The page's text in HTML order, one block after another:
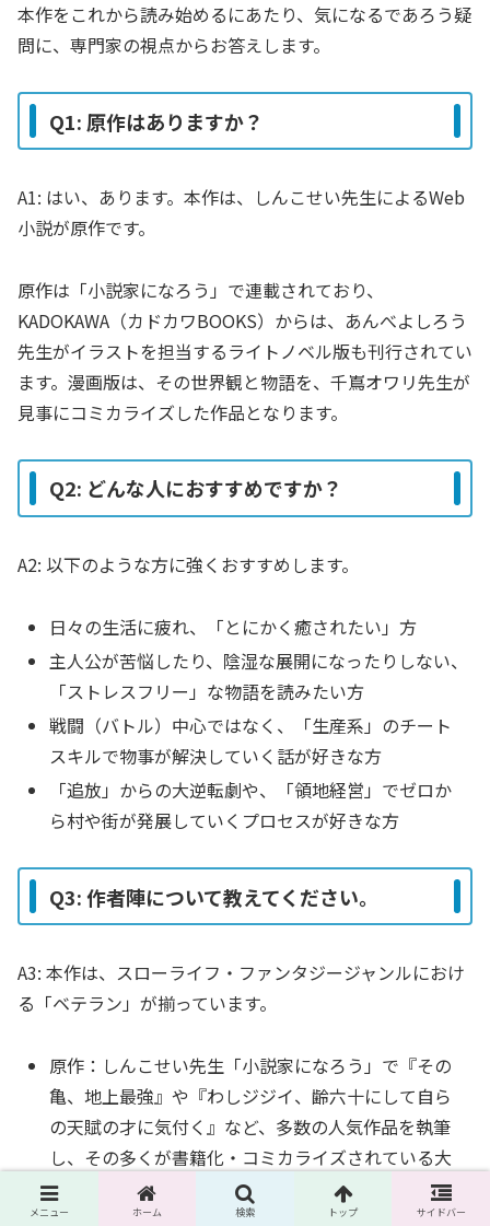
本作をこれから読み始めるにあたり、気になるであろう疑
問に、専門家の視点からお答えします。
Q1: 原作はありますか？
A1: はい、あります。本作は、しんこせい先生によるWeb
小説が原作です。
原作は「小説家になろう」で連載されており、
KADOKAWA（カドカワBOOKS）からは、あんべよしろう
先生がイラストを担当するライトノベル版も刊行されてい
ます。漫画版は、その世界観と物語を、千嶌オワリ先生が
見事にコミカライズした作品となります。
Q2: どんな人におすすめですか？
A2: 以下のような方に強くおすすめします。
日々の生活に疲れ、「とにかく癒されたい」方
主人公が苦悩したり、陰湿な展開になったりしない、
「ストレスフリー」な物語を読みたい方
戦闘（バトル）中心ではなく、「生産系」のチート
スキルで物事が解決していく話が好きな方
「追放」からの大逆転劇や、「領地経営」でゼロか
ら村や街が発展していくプロセスが好きな方
Q3: 作者陣について教えてください。
A3: 本作は、スローライフ・ファンタジージャンルにおけ
る「ベテラン」が揃っています。
原作：しんこせい先生「小説家になろう」で『その
亀、地上最強』や『わしジジイ、齢六十にして自ら
の天賦の才に気付く』など、多数の人気作品を執筆
し、その多くが書籍化・コミカライズされている大
人気作家です。
メニュー ホーム 検索 トップ サイドバー